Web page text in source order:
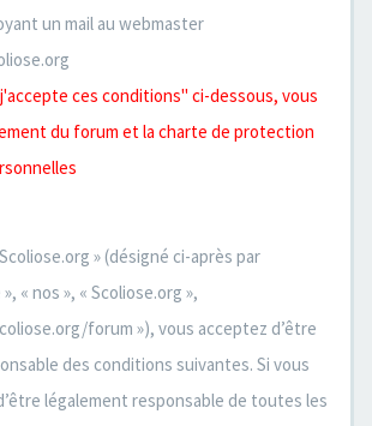
un mail au webmaster
ces conditions" ci-dessous, vous
du forum et la charte de protection
» (désigné ci-après par
« nos », « Scoliose.org »,
forum »), vous acceptez d’être
des conditions suivantes. Si vous
légalement responsable de toutes les